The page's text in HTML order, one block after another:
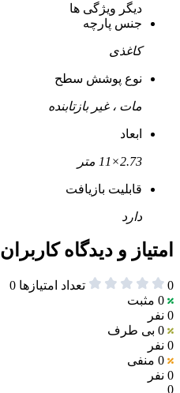
دیگر ویژگی ها
جنس پارچه
کاغذی
نوع پوشش سطح
مات ، غیر بازتابنده
ابعاد
2.73×11 متر
قابلیت بازیافت
دارد
امتیاز و دیدگاه کاربران
0 تعداد امتیازها 0
0 مثبت
0 نفر
0 بی طرف
0 نفر
0 منفی
0 نفر
0